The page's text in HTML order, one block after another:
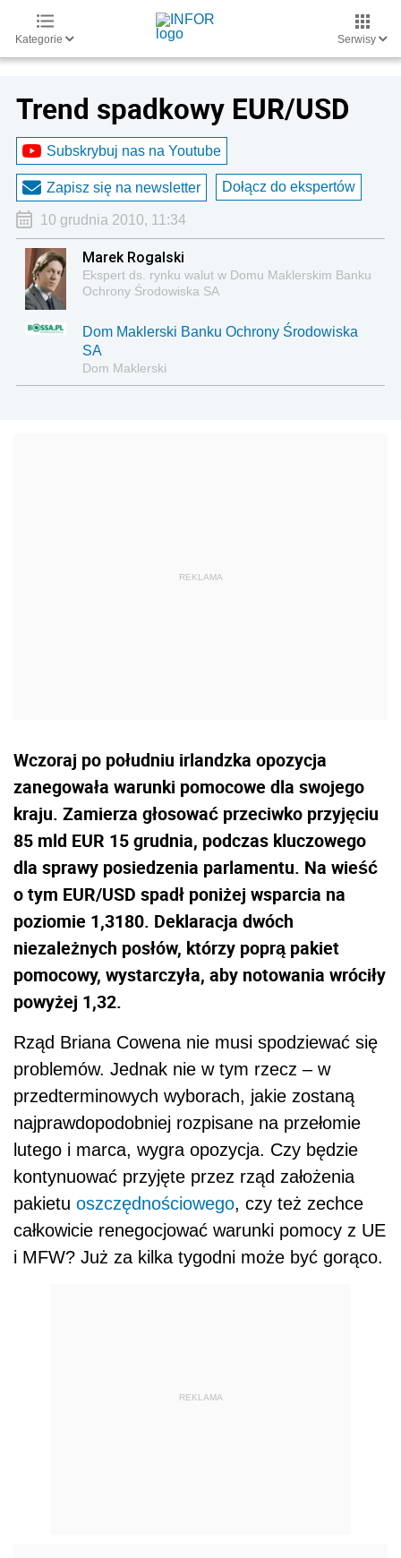
Kategorie Serwisy
Trend spadkowy EUR/USD
Subskrybuj nas na Youtube
Zapisz się na newsletter Dołącz do ekspertów
10 grudnia 2010, 11:34
Marek Rogalski
Ekspert ds. rynku walut w Domu Maklerskim Banku
Ochrony Środowiska SA
Dom Maklerski Banku Ochrony Środowiska
SA
Dom Maklerski
Wczoraj po południu irlandzka opozycja
zanegowała warunki pomocowe dla swojego
kraju. Zamierza głosować przeciwko przyjęciu
85 mld EUR 15 grudnia, podczas kluczowego
dla sprawy posiedzenia parlamentu. Na wieść
o tym EUR/USD spadł poniżej wsparcia na
poziomie 1,3180. Deklaracja dwóch
niezależnych posłów, którzy poprą pakiet
pomocowy, wystarczyła, aby notowania wróciły
powyżej 1,32.
Rząd Briana Cowena nie musi spodziewać się
problemów. Jednak nie w tym rzecz – w
przedterminowych wyborach, jakie zostaną
najprawdopodobniej rozpisane na przełomie
lutego i marca, wygra opozycja. Czy będzie
kontynuować przyjęte przez rząd założenia
pakietu oszczędnościowego, czy też zechce
całkowicie renegocjować warunki pomocy z UE
i MFW? Już za kilka tygodni może być gorąco.
REKLAMA